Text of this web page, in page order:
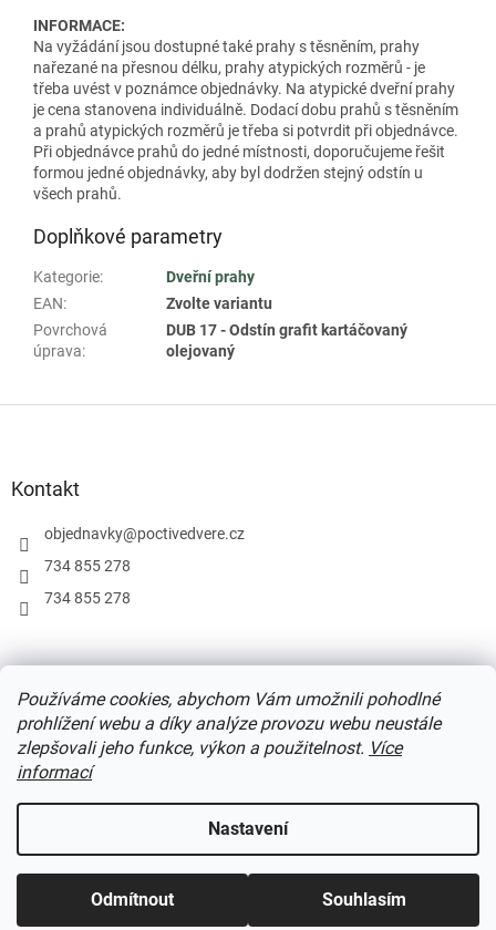
Používáme cookies, abychom Vám umožnili pohodlné
prohlížení webu a díky analýze provozu webu neustále
zlepšovali jeho funkce, výkon a použitelnost. Více
informací
Nastavení
Odmítnout Souhlasím
INFORMACE:
Na vyžádání jsou dostupné také prahy s těsněním, prahy
nařezané na přesnou délku, prahy atypických rozměrů - je
třeba uvést v poznámce objednávky. Na atypické dveřní prahy
je cena stanovena individuálně. Dodací dobu prahů s těsněním
a prahů atypických rozměrů je třeba si potvrdit při objednávce.
Při objednávce prahů do jedné místnosti, doporučujeme řešit
formou jedné objednávky, aby byl dodržen stejný odstín u
všech prahů.
Doplňkové parametry
Kategorie:
Dveřní prahy
EAN:
Zvolte variantu
Povrchová
úprava:
DUB 17 - Odstín grafit kartáčovaný
olejovaný
Kontakt
objednavky@poctivedvere.cz
734 855 278
734 855 278
Ochrana osobních údajů
. Všechna práva vyhrazena.